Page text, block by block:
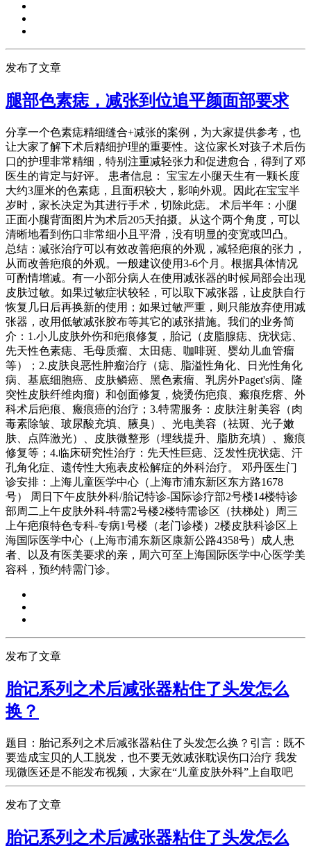
发布了文章
腿部色素痣，减张到位追平颜面部要求
分享一个色素痣精细缝合+减张的案例，为大家提供参考，也
让大家了解下术后精细护理的重要性。这位家长对孩子术后伤
口的护理非常精细，特别注重减轻张力和促进愈合，得到了邓
医生的肯定与好评。 患者信息： 宝宝左小腿天生有一颗长度
大约3厘米的色素痣，且面积较大，影响外观。因此在宝宝半
岁时，家长决定为其进行手术，切除此痣。 术后半年：小腿
正面小腿背面图片为术后205天拍摄。从这个两个角度，可以
清晰地看到伤口非常细小且平滑，没有明显的变宽或凹凸。
总结：减张治疗可以有效改善疤痕的外观，减轻疤痕的张力，
从而改善疤痕的外观。一般建议使用3-6个月。根据具体情况
可酌情增减。有一小部分病人在使用减张器的时候局部会出现
皮肤过敏。如果过敏症状较轻，可以取下减张器，让皮肤自行
恢复几日后再换新的使用；如果过敏严重，则只能放弃使用减
张器，改用低敏减张胶布等其它的减张措施。我们的业务简
介：1.小儿皮肤外伤和疤痕修复，胎记（皮脂腺痣、疣状痣、
先天性色素痣、毛母质瘤、太田痣、咖啡斑、婴幼儿血管瘤
等）；2.皮肤良恶性肿瘤治疗（痣、脂溢性角化、日光性角化
病、基底细胞癌、皮肤鳞癌、黑色素瘤、乳房外Paget's病、隆
突性皮肤纤维肉瘤）和创面修复，烧烫伤疤痕、瘢痕疙瘩、外
科术后疤痕、瘢痕癌的治疗；3.特需服务：皮肤注射美容（肉
毒素除皱、玻尿酸充填、腋臭）、光电美容（祛斑、光子嫩
肤、点阵激光）、皮肤微整形（埋线提升、脂肪充填）、瘢痕
修复等；4.临床研究性治疗：先天性巨痣、泛发性疣状痣、汗
孔角化症、遗传性大疱表皮松解症的外科治疗。 邓丹医生门
诊安排：上海儿童医学中心（上海市浦东新区东方路1678
号） 周日下午皮肤外科/胎记特诊-国际诊疗部2号楼14楼特诊
部周二上午皮肤外科-特需2号楼2楼特需诊区（扶梯处）周三
上午疤痕特色专科-专病1号楼（老门诊楼）2楼皮肤科诊区上
海国际医学中心（上海市浦东新区康新公路4358号）成人患
者、以及有医美要求的亲，周六可至上海国际医学中心医学美
容科，预约特需门诊。
发布了文章
胎记系列之术后减张器粘住了头发怎么
换？
题目：胎记系列之术后减张器粘住了头发怎么换？引言：既不
要造成宝贝的人工脱发，也不要无效减张耽误伤口治疗 我发
现微医还是不能发布视频，大家在“儿童皮肤外科”上自取吧
发布了文章
胎记系列之术后减张器粘住了头发怎么